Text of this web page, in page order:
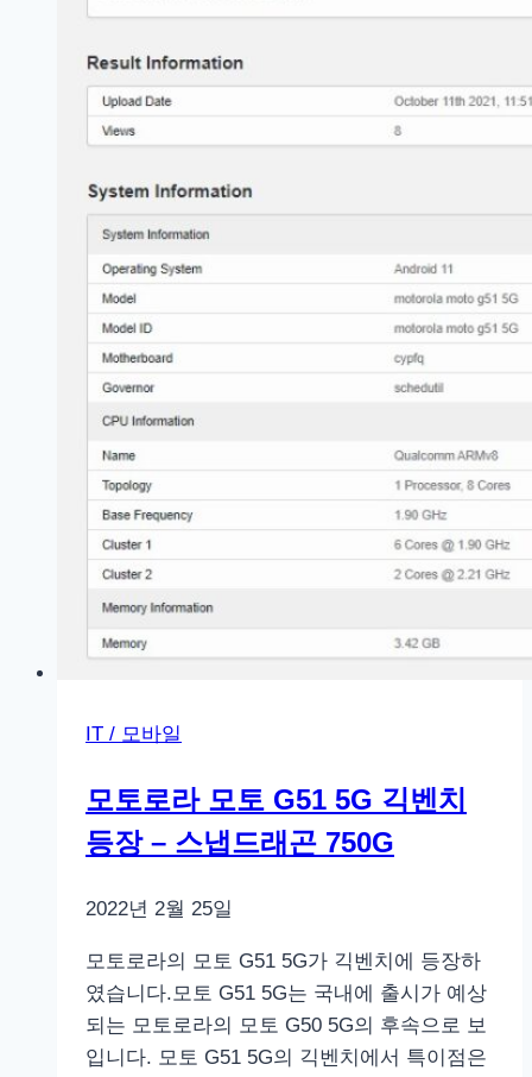
IT / 모바일
모토로라 모토 G51 5G 긱벤치
등장 – 스냅드래곤 750G
2022년 2월 25일
모토로라의 모토 G51 5G가 긱벤치에 등장하
였습니다.모토 G51 5G는 국내에 출시가 예상
되는 모토로라의 모토 G50 5G의 후속으로 보
입니다. 모토 G51 5G의 긱벤치에서 특이점은